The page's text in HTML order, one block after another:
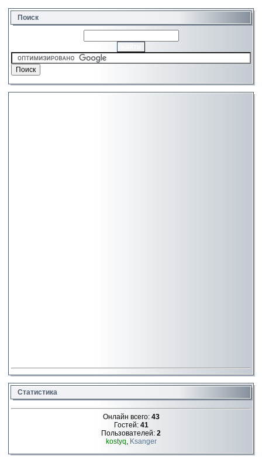
Поиск
Статистика
Онлайн всего: 43
Гостей: 41
Пользователей: 2
kostyq, Ksanger